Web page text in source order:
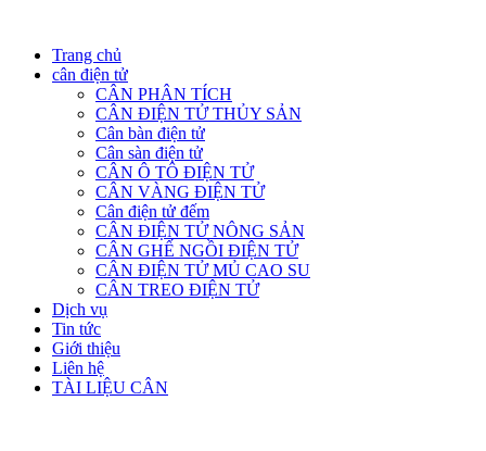
Trang chủ
cân điện tử
CÂN PHÂN TÍCH
CÂN ĐIỆN TỬ THỦY SẢN
Cân bàn điện tử
Cân sàn điện tử
CÂN Ô TÔ ĐIỆN TỬ
CÂN VÀNG ĐIỆN TỬ
Cân điện tử đếm
CÂN ĐIỆN TỬ NÔNG SẢN
CÂN GHẾ NGỒI ĐIỆN TỬ
CÂN ĐIỆN TỬ MỦ CAO SU
CÂN TREO ĐIỆN TỬ
Dịch vụ
Tin tức
Giới thiệu
Liên hệ
TÀI LIỆU CÂN